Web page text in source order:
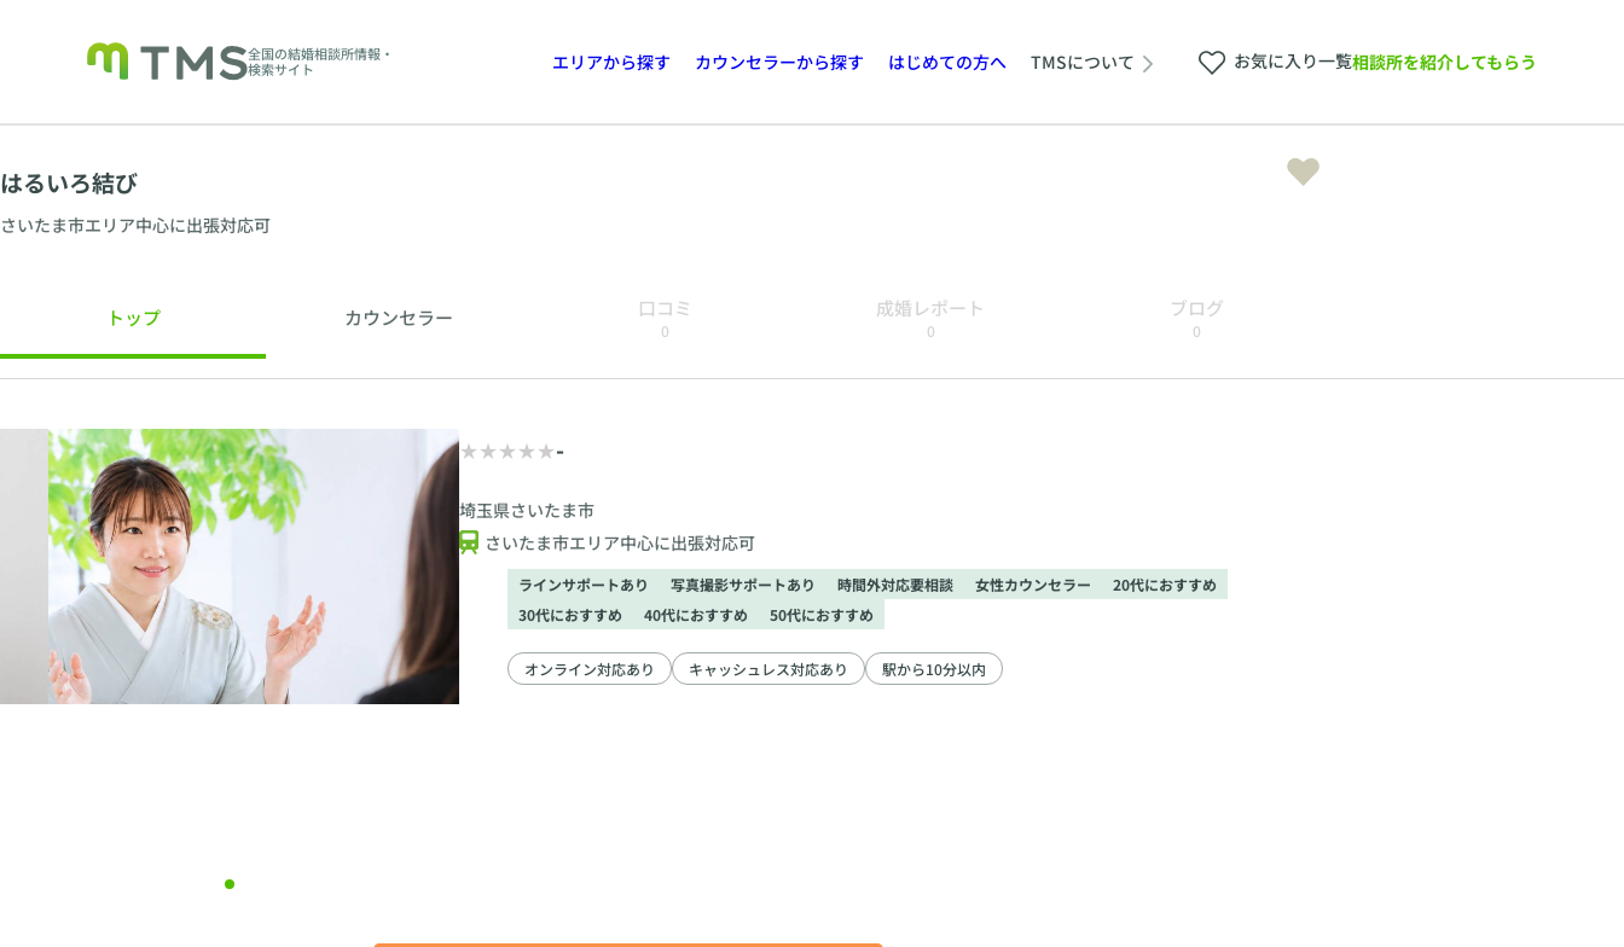
全国の結婚相談所情報・
検索サイト
エリアから探す カウンセラーから探す はじめての方へ TMSについて お気に入り一覧相談所を紹介してもらう
はるいろ結び
さいたま市エリア中心に出張対応可
トップ カウンセラー 口コミ
0
成婚レポート
0
ブログ
0
-
埼玉県さいたま市
さいたま市エリア中心に出張対応可
ラインサポートあり 写真撮影サポートあり 時間外対応要相談 女性カウンセラー
20代におすすめ
30代におすすめ
40代におすすめ 50代におすすめ
オンライン対応あり キャッシュレス対応あり 駅から10分以内